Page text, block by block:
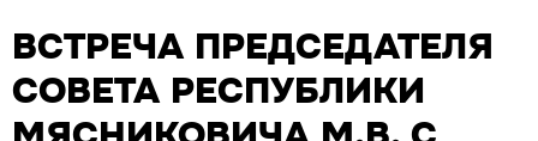
ВСТРЕЧА ПРЕДСЕДАТЕЛЯ
СОВЕТА РЕСПУБЛИКИ